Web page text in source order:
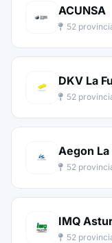
ACUNSA
52
DKV La
52
Aegon
52
IMQ
52